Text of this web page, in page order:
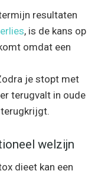
resultaten
, is de kans op
omdat een
je stopt met
terugvalt in oude
welzijn
dieet kan een